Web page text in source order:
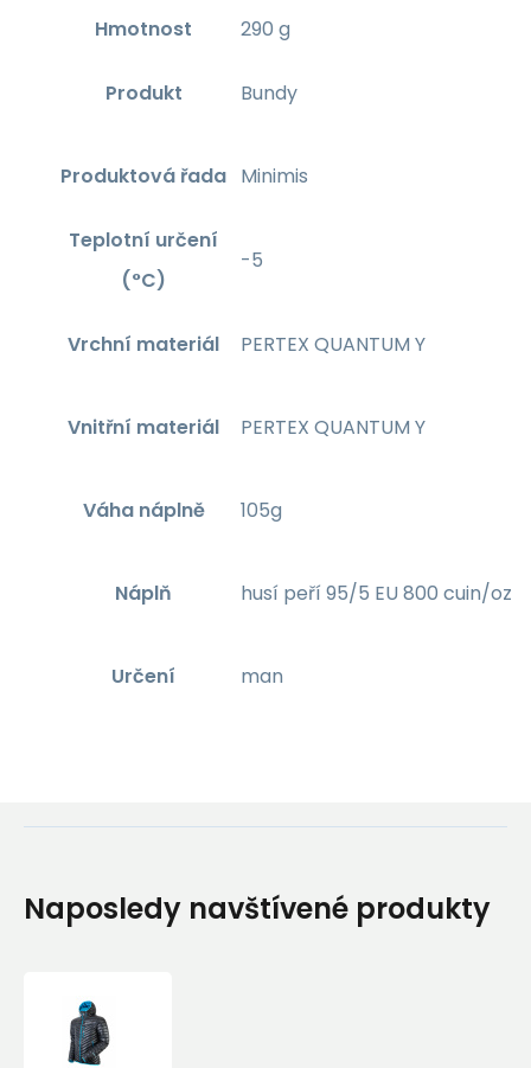
Hmotnost 290 g
Produkt Bundy
Produktová řada Minimis
Teplotní určení
(°C)
-5
Vrchní materiál PERTEX QUANTUM Y
Vnitřní materiál PERTEX QUANTUM Y
Váha náplně 105g
Náplň husí peří 95/5 EU 800 cuin/oz
Určení man
Naposledy navštívené produkty